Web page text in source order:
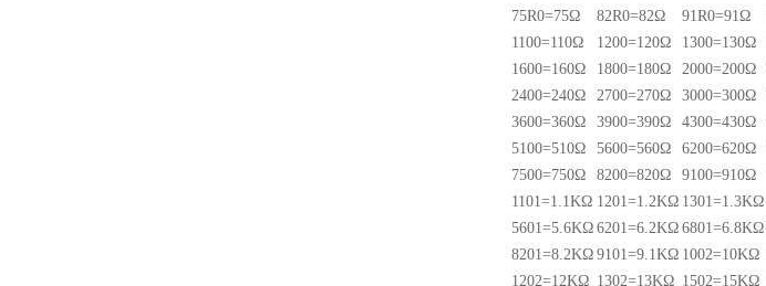
75R0=75Ω
82R0=82Ω 91R0=91Ω
1100=110Ω
1200=120Ω 1300=130Ω
1600=160Ω
1800=180Ω 2000=200Ω
2400=240Ω
2700=270Ω 3000=300Ω
3600=360Ω
3900=390Ω 4300=430Ω
5100=510Ω
5600=560Ω 6200=620Ω
7500=750Ω
8200=820Ω 9100=910Ω
1101=1.1KΩ 1201=1.2KΩ 1301=1.3KΩ
5601=5.6KΩ 6201=6.2KΩ 6801=6.8KΩ
8201=8.2KΩ 9101=9.1KΩ 1002=10KΩ
1202=12KΩ 1302=13KΩ 1502=15KΩ